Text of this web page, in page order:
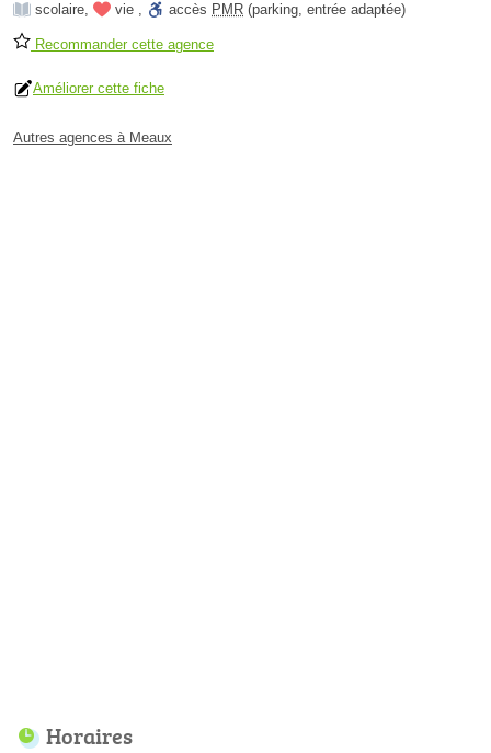
scolaire, vie , accès PMR (parking, entrée adaptée)
Recommander cette agence
Améliorer cette fiche
Autres agences à Meaux
Horaires